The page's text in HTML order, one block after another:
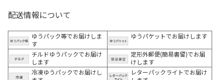
配送情報について
ゆうパック等でお届けしま
す
ゆうパケットでお届けします
チルドゆうパックでお届け
します
定形外郵便(簡易書留)でお届
けします
冷凍ゆうパックでお届けし
レターパックライトでお届け